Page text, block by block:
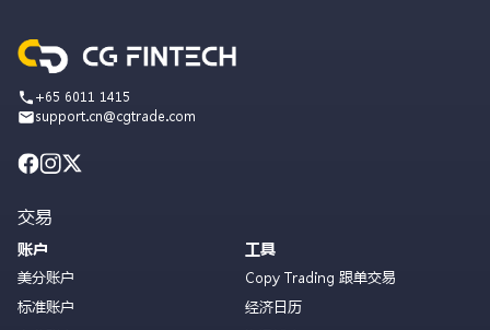
+65 6011 1415
support.cn@cgtrade.com
交易
账户
美分账户
标准账户
工具
Copy Trading 跟单交易
经济日历